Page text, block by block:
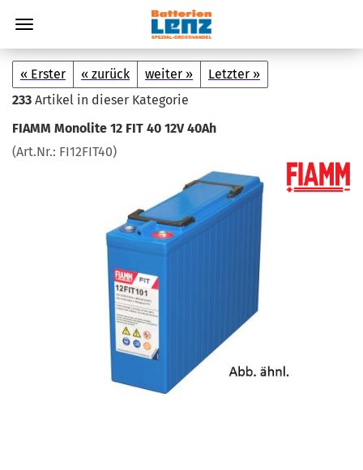
« Erster « zurück weiter »
Letzter »
233 Artikel in dieser Kategorie
FIAMM Mo­no­li­te 12 FIT 40 12V 40Ah
(Art.Nr.: FI12FIT40)